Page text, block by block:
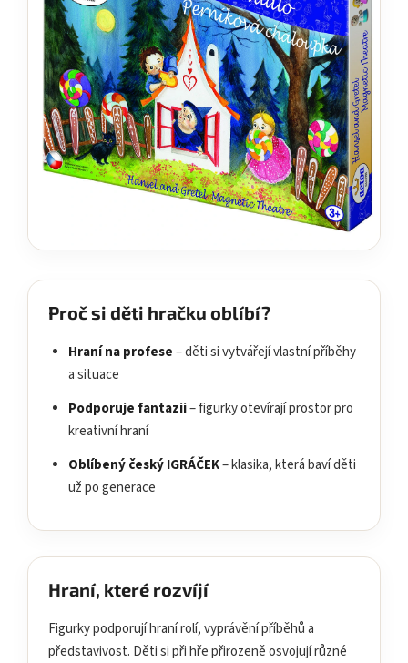
Proč si děti hračku oblíbí?
Hraní na profese– děti si vytvářejí vlastní příběhy
a situace
Podporuje fantazii– figurky otevírají prostor pro
kreativní hraní
Oblíbený český IGRÁČEK– klasika, která baví děti
už po generace
Hraní, které rozvíjí
Figurky podporují hraní rolí, vyprávění příběhů a
představivost. Děti si při hře přirozeně osvojují různé